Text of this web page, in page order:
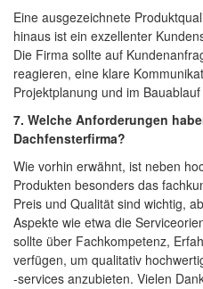
Eine ausgezeichnete
hinaus ist ein exzellenter
Die Firma sollte auf
reagieren, eine klare
Projektplanung und im
7. Welche Anforderungen
Dachfensterfirma?
Wie vorhin erwähnt, ist neben
Produkten besonders das
Preis und Qualität sind wichtig,
Aspekte wie etwa die
sollte über Fachkompetenz,
verfügen, um qualitativ
-services anzubieten. Vielen